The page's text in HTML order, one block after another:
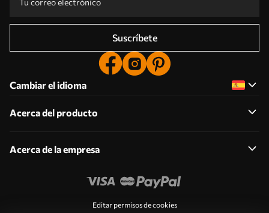
Suscríbete
Cambiar el idioma
Acerca del producto
Acerca de la empresa
Editar permisos de cookies